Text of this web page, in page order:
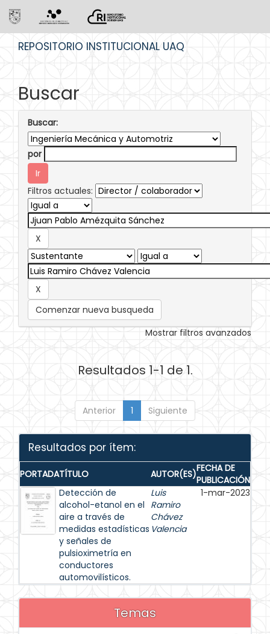
REPOSITORIO INSTITUCIONAL UAQ
Buscar
Buscar:
por
Filtros actuales:
Comenzar nueva busqueda
Mostrar filtros avanzados
Resultados 1-1 de 1.
Anterior 1 Siguiente
Resultados por ítem:
PORTADATÍTULO AUTOR(ES)FECHA DE
PUBLICACIÓN
Detección de
alcohol-etanol en el
aire a través de
medidas estadísticas
y señales de
pulsioximetría en
conductores
automovilísticos.
Luis
Ramiro
Chávez
Valencia
1-mar-2023
Temas